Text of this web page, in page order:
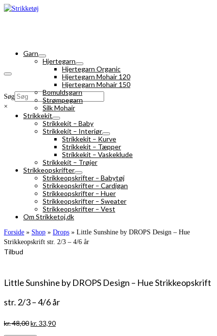
Søg
×
Garn
Hjertegarn
Hjertegarn Organic
Hjertegarn Mohair 120
Hjertegarn Mohair 150
Bomuldsgarn
Strømpegarn
Silk Mohair
Strikkekit
Strikkekit – Baby
Strikkekit – Interiør
Strikkekit – Kurve
Strikkekit – Tæpper
Strikkekit – Vaskeklude
Strikkekit – Trøjer
Strikkeopskrifter
Strikkeopskrifter – Babytøj
Strikkeopskrifter – Cardigan
Strikkeopskrifter – Huer
Strikkeopskrifter – Sweater
Strikkeopskrifter – Vest
Om Strikketoj.dk
Forside » Shop » Drops » Little Sunshine by DROPS Design – Hue
Strikkeopskrift str. 2/3 – 4/6 år
Tilbud
Little Sunshine by DROPS Design – Hue Strikkeopskrift
str. 2/3 – 4/6 år
kr.48,00Den
kr.33,90Den